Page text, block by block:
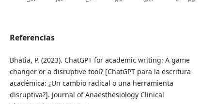
Referencias
Bhatia, P. (2023). ChatGPT for academic writing: A game
changer or a disruptive tool? [ChatGPT para la escritura
académica: ¿Un cambio radical o una herramienta
disruptiva?]. Journal of Anaesthesiology Clinical